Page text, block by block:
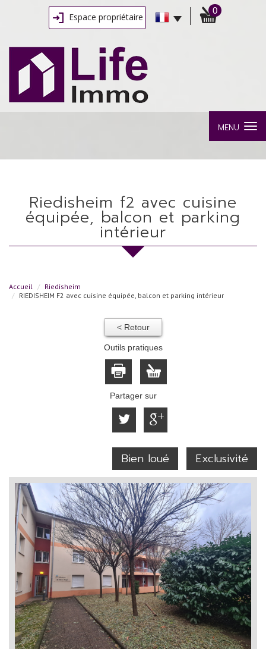
Espace propriétaire
0
MENU
riedisheim f2 avec cuisine
équipée, balcon et parking
intérieur
Accueil
Riedisheim
RIEDISHEIM F2 avec cuisine équipée, balcon et parking intérieur
< Retour
Outils pratiques
Partager sur
Bien loué Exclusivité